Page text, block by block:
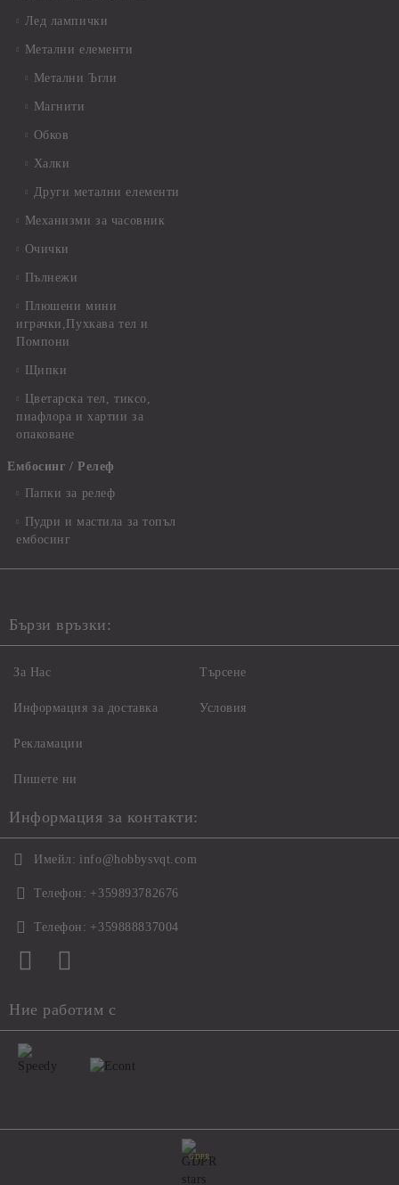
Лед лампички
Метални елементи
Метални Ъгли
Магнити
Обков
Халки
Други метални елементи
Механизми за часовник
Очички
Пълнежи
Плюшени мини
играчки,Пухкава тел и
Помпони
Щипки
Цветарска тел, тиксо,
пиафлора и хартии за
опаковане
Ембосинг / Релеф
Папки за релеф
Пудри и мастила за топъл
ембосинг
Бързи връзки:
За Нас
Информация за доставка
Рекламации
Пишете ни
Търсене
Условия
Информация за контакти:
Имейл: info@hobbysvqt.com
Телефон: +359893782676
Телефон: +359888837004
Ние работим с
GDPR